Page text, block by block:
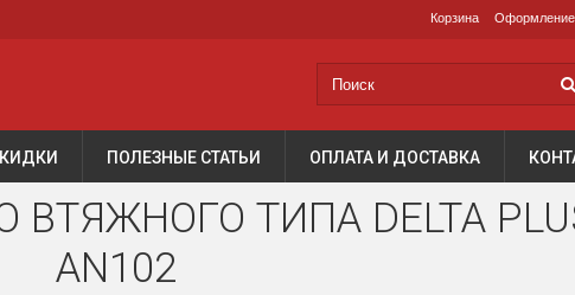
Корзина Оформление
ПОЛЕЗНЫЕ СТАТЬИ ОПЛАТА И ДОСТАВКА
ТИПА DELTA
AN102